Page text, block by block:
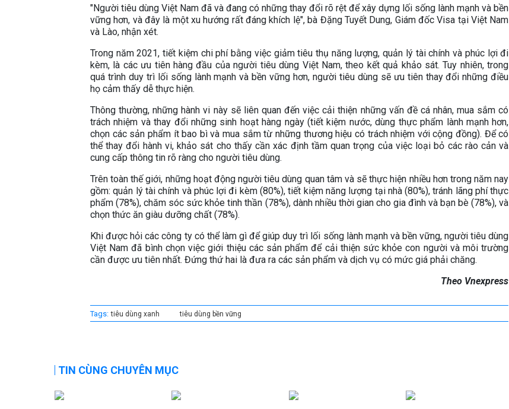
"Người tiêu dùng Việt Nam đã và đang có những thay đổi rõ rệt để xây dựng lối sống lành mạnh và bền
vững hơn, và đây là một xu hướng rất đáng khích lệ", bà Đặng Tuyết Dung, Giám đốc Visa tại Việt Nam
và Lào, nhận xét.
Trong năm 2021, tiết kiệm chi phí bằng việc giảm tiêu thụ năng lượng, quản lý tài chính và phúc lợi đi
kèm, là các ưu tiên hàng đầu của người tiêu dùng Việt Nam, theo kết quả khảo sát. Tuy nhiên, trong
quá trình duy trì lối sống lành mạnh và bền vững hơn, người tiêu dùng sẽ ưu tiên thay đổi những điều
họ cảm thấy dễ thực hiện.
Thông thường, những hành vi này sẽ liên quan đến việc cải thiện những vấn đề cá nhân, mua sắm có
trách nhiệm và thay đổi những sinh hoạt hàng ngày (tiết kiệm nước, dùng thực phẩm lành mạnh hơn,
chọn các sản phẩm ít bao bì và mua sắm từ những thương hiệu có trách nhiệm với cộng đồng). Để có
thể thay đổi hành vi, khảo sát cho thấy cần xác định tầm quan trọng của việc loại bỏ các rào cản và
cung cấp thông tin rõ ràng cho người tiêu dùng.
Trên toàn thế giới, những hoạt động người tiêu dùng quan tâm và sẽ thực hiện nhiều hơn trong năm nay
gồm: quản lý tài chính và phúc lợi đi kèm (80%), tiết kiệm năng lượng tại nhà (80%), tránh lãng phí thực
phẩm (78%), chăm sóc sức khỏe tinh thần (78%), dành nhiều thời gian cho gia đình và bạn bè (78%), và
chọn thức ăn giàu dưỡng chất (78%).
Khi được hỏi các công ty có thể làm gì để giúp duy trì lối sống lành mạnh và bền vững, người tiêu dùng
Việt Nam đã bình chọn việc giới thiệu các sản phẩm để cải thiện sức khỏe con người và môi trường
cần được ưu tiên nhất. Đứng thứ hai là đưa ra các sản phẩm và dịch vụ có mức giá phải chăng.
Theo Vnexpress
Tags: tiêu dùng xanh tiêu dùng bền vững
TIN CÙNG CHUYÊN MỤC